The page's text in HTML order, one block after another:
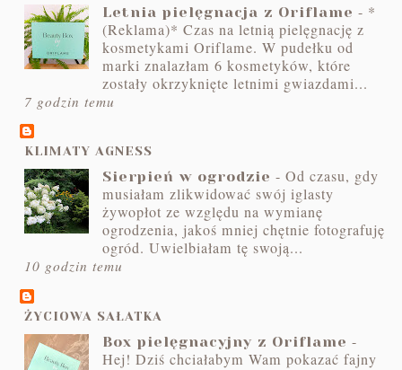
Letnia pielęgnacja z Oriflame - *
(Reklama)* Czas na letnią pielęgnację z
kosmetykami Oriflame. W pudełku od
marki znalazłam 6 kosmetyków, które
zostały okrzyknięte letnimi gwiazdami...
7 godzin temu
KLIMATY AGNESS
Sierpień w ogrodzie -Od czasu, gdy
musiałam zlikwidować swój iglasty
żywopłot ze względu na wymianę
ogrodzenia, jakoś mniej chętnie fotografuję
ogród. Uwielbiałam tę swoją...
10 godzin temu
ŻYCIOWA SAŁATKA
Box pielęgnacyjny z Oriflame -
Hej! Dziś chciałabym Wam pokazać fajny